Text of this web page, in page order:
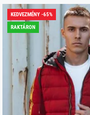
KEDVEZMÉNY -65%
RAKTÁRON